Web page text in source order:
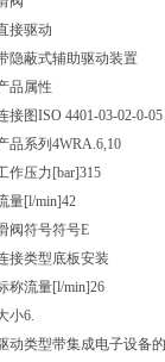
接驱动
隐蔽式辅助驱动装置
品属性
接图ISO 4401-03-02-0-05
品系列 4WRA.6,10
作压力[bar]315
量[l/min]42
阀符号符号E
接类型底板安装
称流量[l/min]26
小6.
动类型带集成电子设备